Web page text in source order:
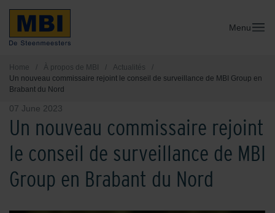
Menu
Home / À propos de MBI / Actualités
/
Un nouveau commissaire rejoint le conseil de surveillance de MBI Group en
Brabant du Nord
07 June 2023
Un nouveau commissaire rejoint
le conseil de surveillance de MBI
Group en Brabant du Nord